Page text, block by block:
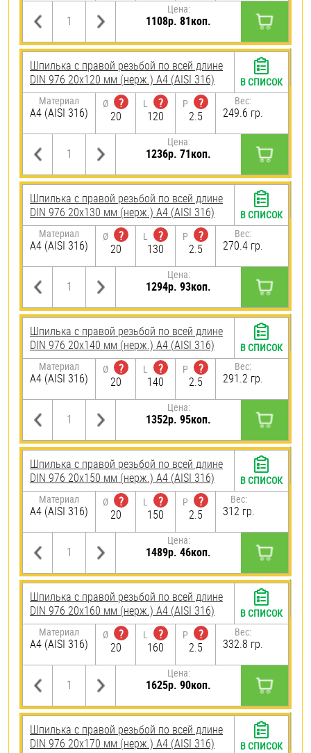
Цена:
1108р. 81коп.
Шпилька с правой резьбой по всей длине
DIN 976 20х120 мм (нерж.) A4 (AISI 316)
Материал
A4 (AISI 316)
Ø
?
20
L
?
120
P
?
2.5
Вес:
249.6 гр.
Цена:
1236р. 71коп.
В СПИСОК
Шпилька с правой резьбой по всей длине
DIN 976 20х130 мм (нерж.) A4 (AISI 316)
Материал
A4 (AISI 316)
Ø
?
20
L
?
130
P
?
2.5
Вес:
270.4 гр.
Цена:
1294р. 93коп.
В СПИСОК
Шпилька с правой резьбой по всей длине
DIN 976 20х140 мм (нерж.) A4 (AISI 316)
Материал
A4 (AISI 316)
Ø
?
20
L
?
140
P
?
2.5
Вес:
291.2 гр.
Цена:
1352р. 95коп.
В СПИСОК
Шпилька с правой резьбой по всей длине
DIN 976 20х150 мм (нерж.) A4 (AISI 316)
Материал
A4 (AISI 316)
Ø
?
20
L
?
150
P
?
2.5
Вес:
312 гр.
Цена:
1489р. 46коп.
В СПИСОК
Шпилька с правой резьбой по всей длине
DIN 976 20х160 мм (нерж.) A4 (AISI 316)
Материал
A4 (AISI 316)
Ø
?
20
L
?
160
P
?
2.5
Вес:
332.8 гр.
Цена:
1625р. 90коп.
В СПИСОК
Шпилька с правой резьбой по всей длине
DIN 976 20х170 мм (нерж.) A4 (AISI 316)
В СПИСОК